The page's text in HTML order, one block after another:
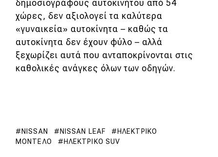
δημοσιογράφους αυτοκινήτου από 54
χώρες, δεν αξιολογεί τα καλύτερα
«γυναικεία» αυτοκίνητα – καθώς τα
αυτοκίνητα δεν έχουν φύλο – αλλά
ξεχωρίζει αυτά που ανταποκρίνονται στις
καθολικές ανάγκες όλων των οδηγών.
NISSAN NISSAN LEAF
ΗΛΕΚΤΡΙΚΌ
ΜΟΝΤΈΛΟ
ΗΛΕΚΤΡΙΚΌ SUV